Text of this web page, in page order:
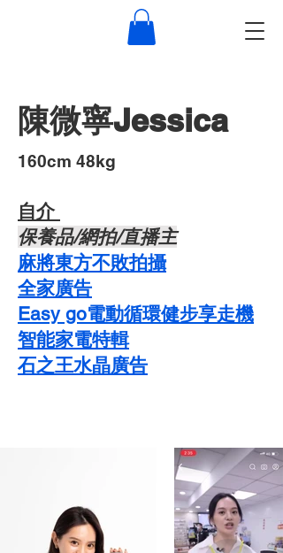
陳微寧Jessica
​160cm 48kg
自介 ​
​保養品/網拍/直播主
麻將東方不敗拍攝
​全家廣告
Easy go電動循環健步享走機
智能家電特輯
石之王水晶廣告